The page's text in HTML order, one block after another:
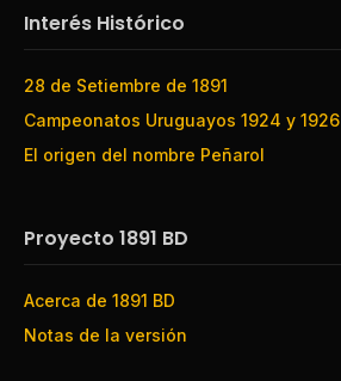
Interés Histórico
28 de Setiembre de 1891
Campeonatos Uruguayos 1924 y 1926
El origen del nombre Peñarol
Proyecto 1891 BD
Acerca de 1891 BD
Notas de la versión